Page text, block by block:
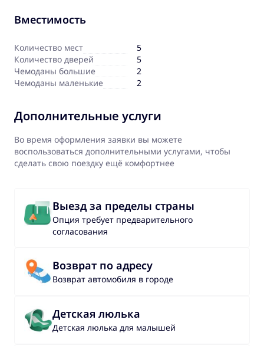
Вместимость
Количество мест
5
Количество дверей
5
Чемоданы большие
2
Чемоданы маленькие
2
Дополнительные услуги
Во время оформления заявки вы можете
воспользоваться дополнительными услугами, чтобы
сделать свою поездку ещё комфортнее
Выезд за пределы страны
Опция требует предварительного
согласования
Возврат по адресу
Возврат автомобиля в городе
Детская люлька
Детская люлька для малышей